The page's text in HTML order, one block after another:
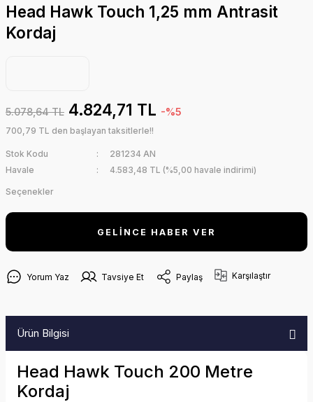
Head Hawk Touch 1,25 mm Antrasit
Kordaj
5.078,64 TL 4.824,71 TL -%5
700,79 TL den başlayan taksitlerle!!
Stok Kodu
281234 AN
Havale
4.583,48 TL (%5,00 havale indirimi)
Seçenekler
GELİNCE HABER VER
Yorum Yaz Tavsiye Et Paylaş Karşılaştır
Ürün Bilgisi
Head Hawk Touch 200 Metre
Kordaj